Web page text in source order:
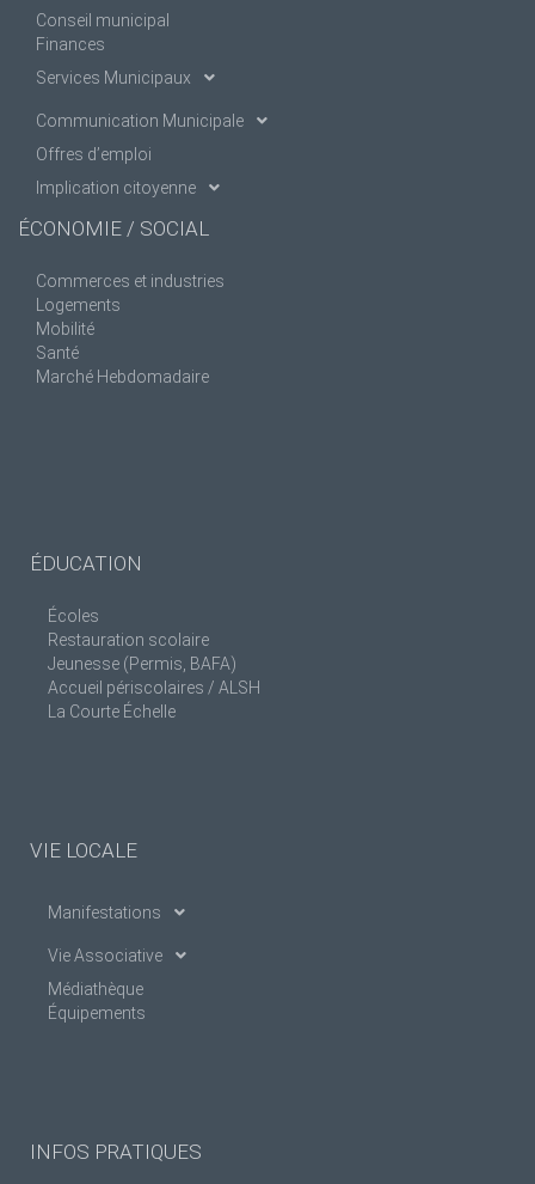
Conseil municipal
Finances
Services Municipaux
Communication Municipale
Offres d’emploi
Implication citoyenne
ÉCONOMIE / SOCIAL
Commerces et industries
Logements
Mobilité
Santé
Marché Hebdomadaire
ÉDUCATION
Écoles
Restauration scolaire
Jeunesse (Permis, BAFA)
Accueil périscolaires / ALSH
La Courte Échelle
VIE LOCALE
Manifestations
Vie Associative
Médiathèque
Équipements
INFOS PRATIQUES